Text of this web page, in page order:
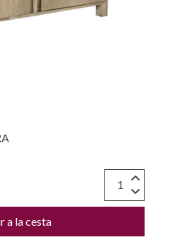
a la cesta